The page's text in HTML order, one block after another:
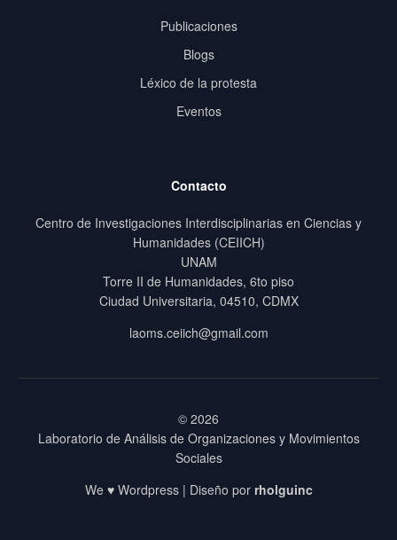
Publicaciones
Blogs
Léxico de la protesta
Eventos
Contacto
Centro de Investigaciones Interdisciplinarias en Ciencias y
Humanidades (CEIICH)
UNAM
Torre II de Humanidades, 6to piso
Ciudad Universitaria, 04510, CDMX
laoms.ceiich@gmail.com
© 2026
Laboratorio de Análisis de Organizaciones y Movimientos
Sociales
We ♥ Wordpress | Diseño por rholguinc